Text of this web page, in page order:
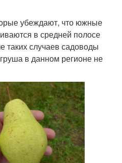
убеждают, что южные
в средней полосе
таких случаев садоводы
в данном регионе не